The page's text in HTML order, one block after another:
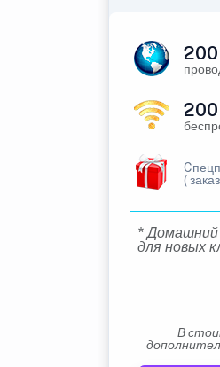
200
200
(
*
для новых
В